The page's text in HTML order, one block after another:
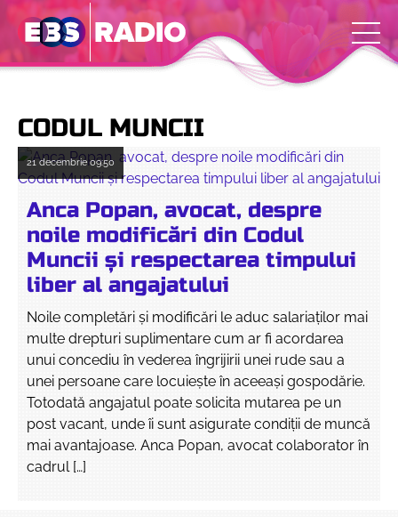
CODUL MUNCII
21 decembrie 09:50
Anca Popan, avocat, despre
noile modificări din Codul
Muncii și respectarea timpului
liber al angajatului
Noile completări și modificări le aduc salariaților mai
multe drepturi suplimentare cum ar fi acordarea
unui concediu în vederea îngrijirii unei rude sau a
unei persoane care locuiește în aceeași gospodărie.
Totodată angajatul poate solicita mutarea pe un
post vacant, unde îi sunt asigurate condiții de muncă
mai avantajoase. Anca Popan, avocat colaborator în
cadrul […]